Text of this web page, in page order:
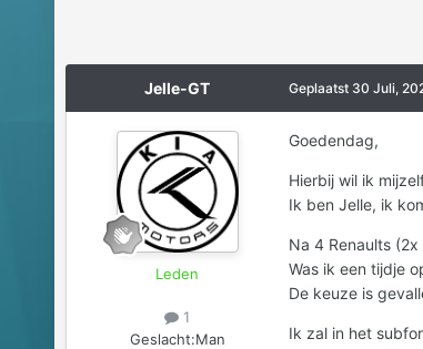
Jelle-GT
Leden
1
Geslacht:Man
Geplaatst 30 Juli,
Goedendag,
Hierbij wil ik
Ik ben Jelle, ik
Na 4 Renaults
Was ik een tijdje
De keuze is
Ik zal in het